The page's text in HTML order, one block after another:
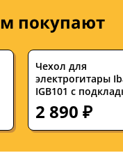
покупают
Чехол для
электрогитары
IGB101 с
10мм
2 890 ₽